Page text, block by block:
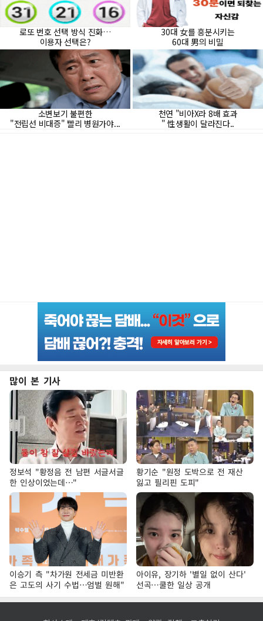
많이 본 기사
정보석 "황정음 전 남편 서글서글
한 인상이었는데…"
황기순 "원정 도박으로 전 재산
잃고 필리핀 도피"
이승기 측 "차가원 전세금 미반환
은 고도의 사기 수법…엄벌 원해"
아이유, 장기하 '별일 없이 산다'
선곡…쿨한 일상 공개